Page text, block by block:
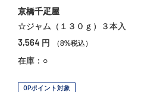
京橋千疋屋
☆ジャム（１３０ｇ）３本入
3,564 円 （8%税込）
在庫：○
OPポイント対象